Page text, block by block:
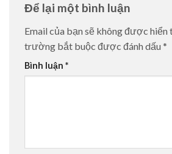
Để lại một bình luận
Email của bạn sẽ không được hiển
trường bắt buộc được đánh dấu *
Bình luận *